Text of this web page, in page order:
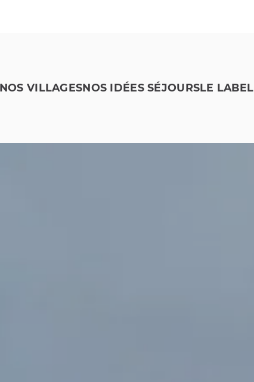
NOS VILLAGESNOS IDÉES SÉJOURSLE LABEL